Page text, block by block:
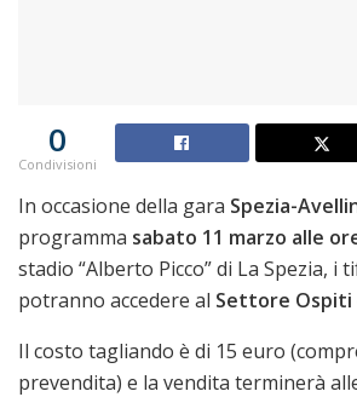
0
Condivisioni
In occasione della gara Spezia-
programma sabato 11 marzo alle
stadio “Alberto Picco” di La Spezia, i
potranno accedere al Settore Ospiti
Il costo tagliando è di 15 euro
prevendita) e la vendita terminerà